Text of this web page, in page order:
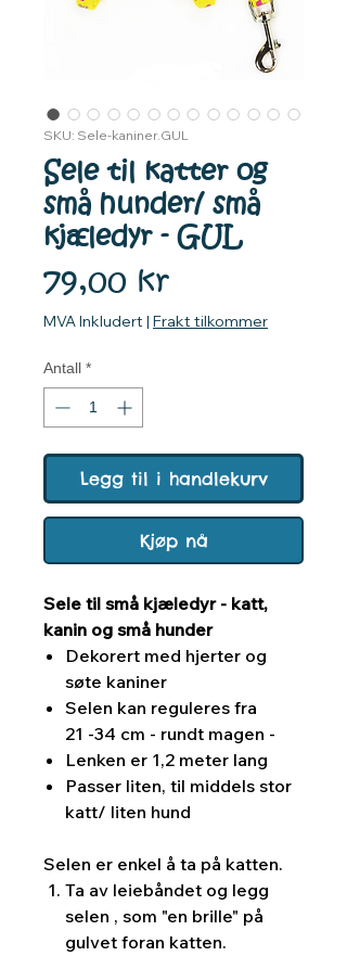
SKU: Sele-kaniner.GUL
Sele til katter og
små hunder/ små
kjæledyr - GUL
79,00 krPris
MVA Inkludert | Frakt tilkommer
Antall *
Legg til i handlekurv
Kjøp nå
Sele til små kjæledyr - katt,
kanin og små hunder
Dekorert med hjerter og
søte kaniner
Selen kan reguleres fra
21 -34 cm - rundt magen -
Lenken er 1,2 meter lang
Passer liten, til middels stor
katt/ liten hund
Selen er enkel å ta på katten.
Ta av leiebåndet og legg
selen , som "en brille" på
gulvet foran katten.